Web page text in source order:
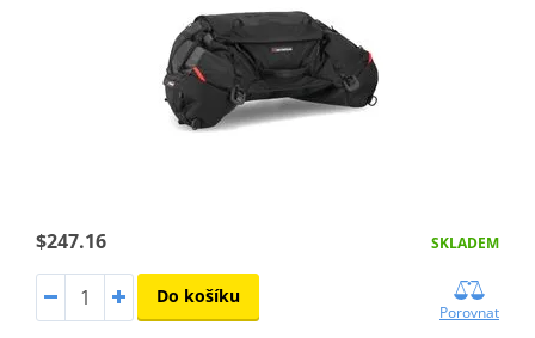
$247.16 SKLADEM
Do košíku
Porovnat